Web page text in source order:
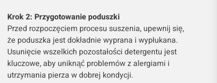
Krok 2: Przygotowanie poduszki
Przed rozpoczęciem procesu suszenia, upewnij się,
że poduszka jest dokładnie wyprana i wypłukana.
Usunięcie wszelkich pozostałości detergentu jest
kluczowe, aby uniknąć problemów z alergiami i
utrzymania pierza w dobrej kondycji.